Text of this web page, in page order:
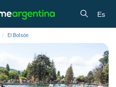
Es
El Bolsón